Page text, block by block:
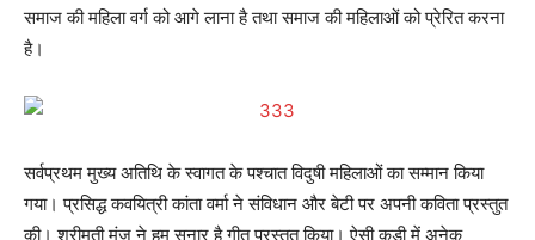
समाज की महिला वर्ग को आगे लाना है तथा समाज की महिलाओं को प्रेरित करना
है।
सर्वप्रथम मुख्य अतिथि के स्वागत के पश्चात विदुषी महिलाओं का सम्मान किया
गया। प्रसिद्ध कवयित्री कांता वर्मा ने संविधान और बेटी पर अपनी कविता प्रस्तुत
की। श्रीमती मंजू ने हम सुनार है गीत प्रस्तुत किया। ऐसी कड़ी में अनेक